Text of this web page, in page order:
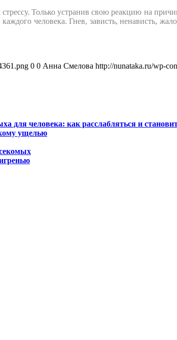
Только устранив свою реакцию на
человека. Гнев, зависть, ненависть,
0 0 Анна Смелова http://nunataka.ru/wp-
для человека: как расслабляться и
ущелью